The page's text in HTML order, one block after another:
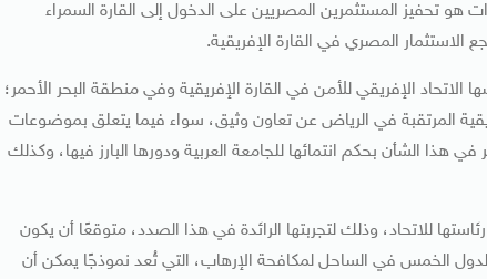
هو تحفيز المستثمرين المصريين على الدخول إلى القارة السمراء
المصري في القارة الإفريقية.
الإفريقي للأمن في القارة الإفريقية وفي منطقة البحر الأحمر؛
المرتقبة في الرياض عن تعاون وثيق، سواء فيما يتعلق بموضوعات
هذا الشأن بحكم انتمائها للجامعة العربية ودورها البارز فيها، وكذلك
للاتحاد، وذلك لتجربتها الرائدة في هذا الصدد، متوقعًا أن يكون
الخمس في الساحل لمكافحة الإرهاب، التي تُعد نموذجًا يمكن أن